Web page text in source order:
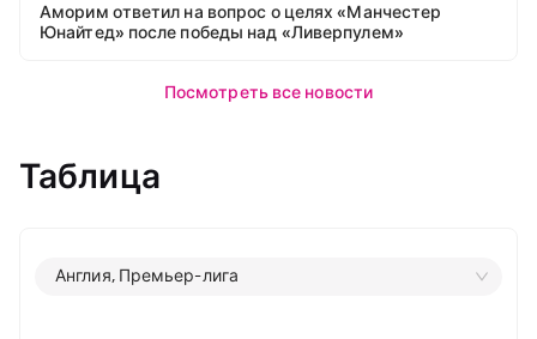
Аморим ответил на вопрос о целях «Манчестер
Юнайтед» после победы над «Ливерпулем»
Посмотреть все новости
Таблица
Англия, Премьер-лига